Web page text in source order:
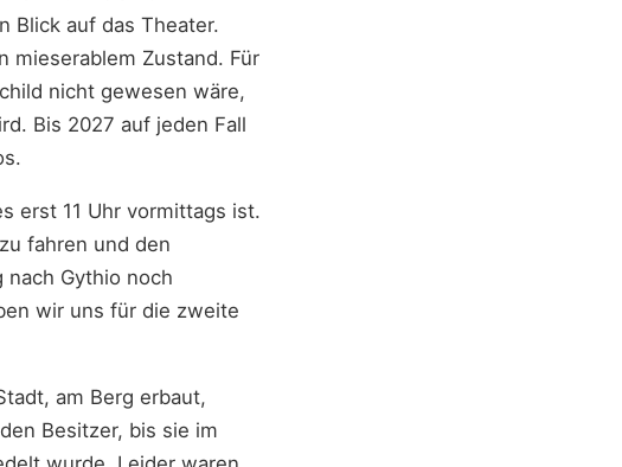
Blick auf das Theater.
mieserablem Zustand. Für
nicht gewesen wäre,
Bis 2027 auf jeden Fall
erst 11 Uhr vormittags ist.
fahren und den
Gythio noch
wir uns für die zweite
am Berg erbaut,
Besitzer, bis sie im